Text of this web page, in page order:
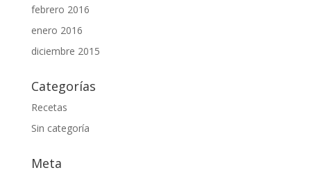
febrero 2016
enero 2016
diciembre 2015
Categorías
Recetas
Sin categoría
Meta